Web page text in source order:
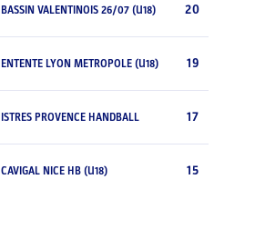
BASSIN VALENTINOIS 26/07 (U18) 20
ENTENTE LYON METROPOLE (U18) 19
ISTRES PROVENCE HANDBALL 17
CAVIGAL NICE HB (U18) 15